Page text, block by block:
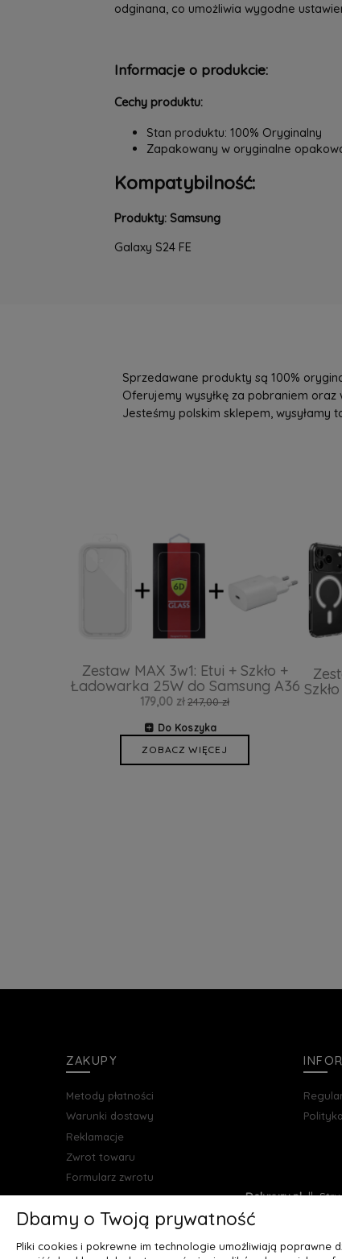
odginana, co umożliwia wygodne
Informacje o produkcie:
Cechy produktu:
Stan produktu: 100% Oryginalny
Zapakowany w oryginalne
Kompatybilność:
Produkty: Samsung
Galaxy S24 FE
Sprzedawane produkty są 100%
Oferujemy wysyłkę za pobraniem oraz
Jesteśmy polskim sklepem, wysyłamy
Zestaw MAX 3w1: Etui + Szkło +
Ładowarka 25W do Samsung A36
179,00 zł 247,00 zł
Do Koszyka
ZOBACZ WIĘCEJ
ZAKUPY
Metody płatności
Warunki dostawy
Reklamacje
Zwrot towaru
Formularz zwrotu
Deluxury.pl||
Dbamy o Twoją prywatność
Pliki cookies i pokrewne im technologie umożliwiają poprawne